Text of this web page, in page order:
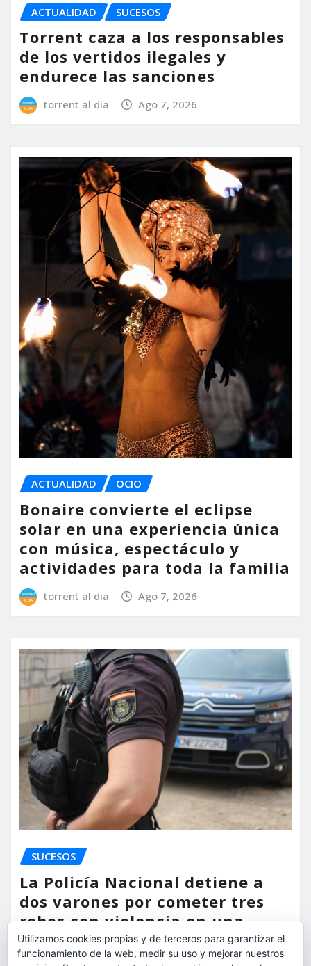
ACTUALIDAD SUCESOS
Torrent caza a los responsables
de los vertidos ilegales y
endurece las sanciones
torrent al dia Ago 7, 2026
ACTUALIDAD OCIO
Bonaire convierte el eclipse
solar en una experiencia única
con música, espectáculo y
actividades para toda la familia
torrent al dia Ago 7, 2026
SUCESOS
La Policía Nacional detiene a
dos varones por cometer tres
robos con violencia en una
misma mañana
Utilizamos cookies propias y de terceros para garantizar el
funcionamiento de la web, medir su uso y mejorar nuestros